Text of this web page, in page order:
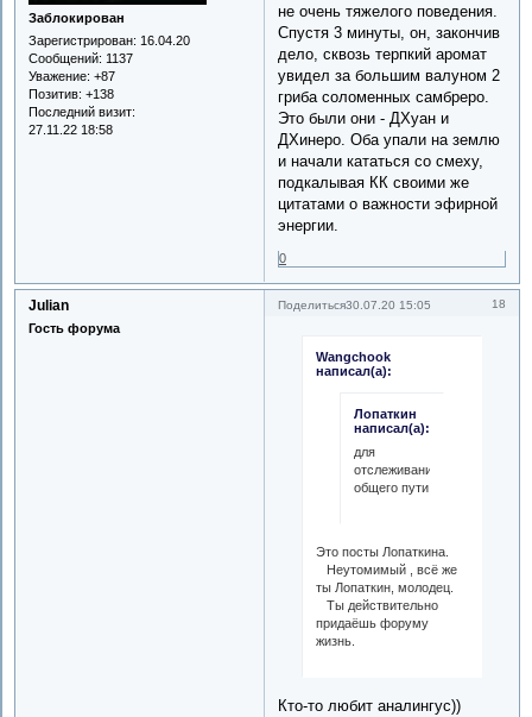
Заблокирован
Зарегистрирован: 16.04.20
Сообщений: 1137
Уважение: +87
Позитив: +138
Последний визит:
27.11.22 18:58
не очень тяжелого поведения.
Спустя 3 минуты, он, закончив
дело, сквозь терпкий аромат
увидел за большим валуном 2
гриба соломенных самбреро.
Это были они - ДХуан и
ДХинеро. Оба упали на землю
и начали кататься со смеху,
подкалывая КК своими же
цитатами о важности эфирной
энергии.
0
Поделиться 18
30.07.20 15:05
Julian
Гость форума
Wangchook
написал(а):
Лопаткин
написал(а):
для
отслеживания
общего пути
Это посты Лопаткина.
Неутомимый , всё же
ты Лопаткин, молодец.
Ты действительно
придаёшь форуму
жизнь.
Кто-то любит аналингус))